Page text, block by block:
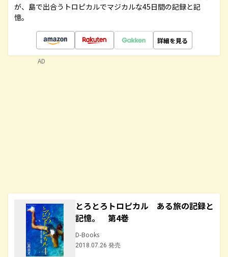
が、島で出合うトロピカルでマジカルな45日間の記録と記
憶。
詳細を見る
とろとろトロピカル ある旅の記録と
記憶。 第4巻
D-Books
2018.07.26 発売
AD